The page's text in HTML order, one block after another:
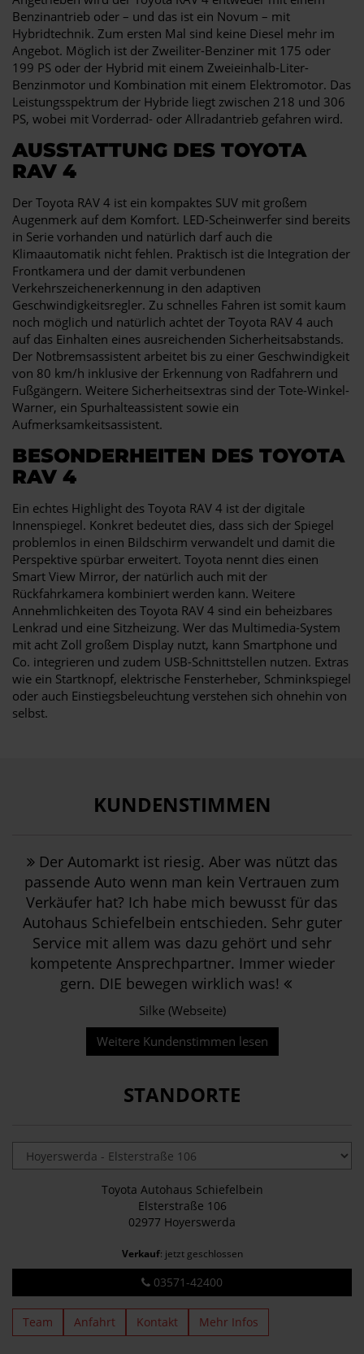
Benzinantrieb oder – und das ist ein Novum – mit
Hybridtechnik. Zum ersten Mal sind keine Diesel mehr im
Angebot. Möglich ist der Zweiliter-Benziner mit 175 oder
199 PS oder der Hybrid mit einem Zweieinhalb-Liter-
Benzinmotor und Kombination mit einem Elektromotor. Das
Leistungsspektrum der Hybride liegt zwischen 218 und 306
PS, wobei mit Vorderrad- oder Allradantrieb gefahren wird.
AUSSTATTUNG DES TOYOTA
RAV 4
Der Toyota RAV 4 ist ein kompaktes SUV mit großem
Augenmerk auf dem Komfort. LED-Scheinwerfer sind bereits
in Serie vorhanden und natürlich darf auch die
Klimaautomatik nicht fehlen. Praktisch ist die Integration der
Frontkamera und der damit verbundenen
Verkehrszeichenerkennung in den adaptiven
Geschwindigkeitsregler. Zu schnelles Fahren ist somit kaum
noch möglich und natürlich achtet der Toyota RAV 4 auch
auf das Einhalten eines ausreichenden Sicherheitsabstands.
Der Notbremsassistent arbeitet bis zu einer Geschwindigkeit
von 80 km/h inklusive der Erkennung von Radfahrern und
Fußgängern. Weitere Sicherheitsextras sind der Tote-Winkel-
Warner, ein Spurhalteassistent sowie ein
Aufmerksamkeitsassistent.
BESONDERHEITEN DES TOYOTA
RAV 4
Ein echtes Highlight des Toyota RAV 4 ist der digitale
Innenspiegel. Konkret bedeutet dies, dass sich der Spiegel
problemlos in einen Bildschirm verwandelt und damit die
Perspektive spürbar erweitert. Toyota nennt dies einen
Smart View Mirror, der natürlich auch mit der
Rückfahrkamera kombiniert werden kann. Weitere
Annehmlichkeiten des Toyota RAV 4 sind ein beheizbares
Lenkrad und eine Sitzheizung. Wer das Multimedia-System
mit acht Zoll großem Display nutzt, kann Smartphone und
Co. integrieren und zudem USB-Schnittstellen nutzen. Extras
wie ein Startknopf, elektrische Fensterheber, Schminkspiegel
oder auch Einstiegsbeleuchtung verstehen sich ohnehin von
selbst.
KUNDENSTIMMEN
Der Automarkt ist riesig. Aber was nützt das
passende Auto wenn man kein Vertrauen zum
Verkäufer hat? Ich habe mich bewusst für das
Autohaus Schiefelbein entschieden. Sehr guter
Service mit allem was dazu gehört und sehr
kompetente Ansprechpartner. Immer wieder
gern. DIE bewegen wirklich was!
Silke (Webseite)
Weitere Kundenstimmen lesen
STANDORTE
Toyota Autohaus Schiefelbein
Elsterstraße 106
02977 Hoyerswerda
Verkauf: jetzt geschlossen
03571-42400
Team Anfahrt Kontakt Mehr Infos